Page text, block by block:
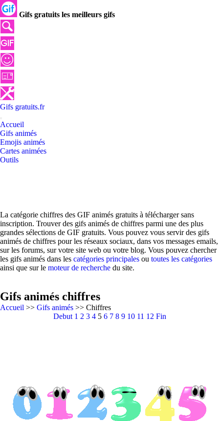
Gifs gratuits les meilleurs gifs
Gifs gratuits.fr
Accueil
Gifs animés
Emojis animés
Cartes animées
Outils
La catégorie chiffres des GIF animés gratuits à télécharger sans
inscription. Trouver des gifs animés de chiffres parmi une des plus
grandes sélections de GIF gratuits. Vous pouvez vous servir des gifs
animés de chiffres pour les réseaux sociaux, dans vos messages emails,
sur les forums, sur votre site web ou votre blog. Vous pouvez chercher
les gifs animés dans les catégories principales ou toutes les catégories
ainsi que sur le moteur de recherche du site.
Gifs animés chiffres
Accueil >> Gifs animés >> Chiffres
Debut 1 2 3 4 5 6 7 8 9 10 11 12 Fin